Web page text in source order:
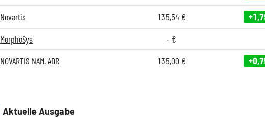
Novartis 135,54€
MorphoSys
- €
NOVARTIS NAM. ADR
135,00 €
Aktuelle Ausgabe